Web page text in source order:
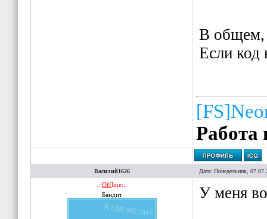
}
}
}
В общем,
Если код
Работа
Василий1626 Дата: Понедельник,
.::Offline::.
Бандит
У меня